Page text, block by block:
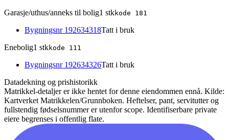
Garasje/uthus/anneks til bolig1 stkkode 181
Bygningsnr 192634318Tatt i bruk
Enebolig1 stkkode 111
Bygningsnr 192634326Tatt i bruk
Datadekning og prishistorikk
Matrikkel-detaljer er ikke hentet for denne eiendommen ennå. Kilde:
Kartverket Matrikkelen/Grunnboken. Heftelser, pant, servitutter og
fullstendig fødselsnummer er utenfor scope. Identifiserbare private
eiere begrenses i offentlig flate.